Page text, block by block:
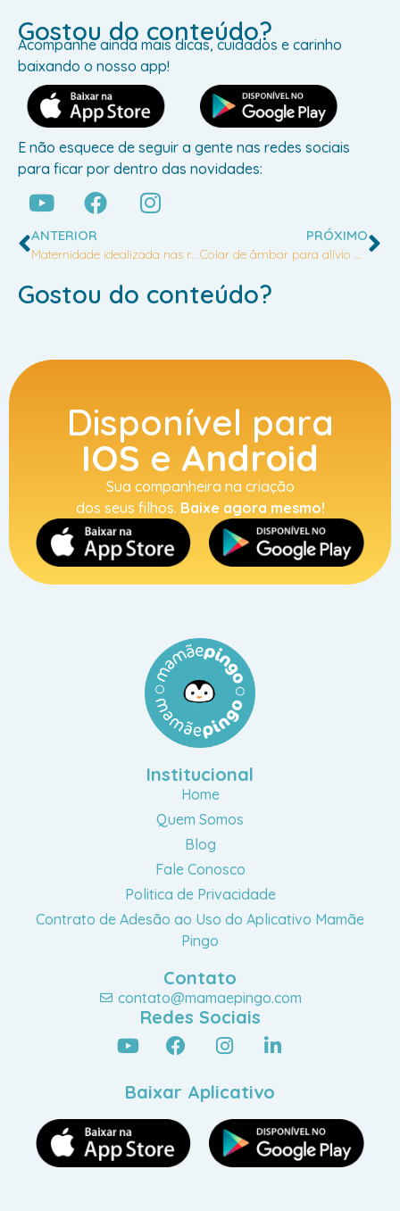
Gostou do conteúdo?
Acompanhe ainda mais dicas, cuidados e carinho
baixando o nosso app!
E não esquece de seguir a gente nas redes sociais
para ficar por dentro das novidades:
ANTERIOR
Maternidade idealizada nas redes sociais: A realidade além das fotos perfeitas
PRÓXIMO
Colar de âmbar para alívio dos sintomas do nascimento dos dentes: da ineficiência aos riscos
Gostou do conteúdo?
Disponível para
IOS e Android
Sua companheira na criação
dos seus filhos. Baixe agora mesmo!
Institucional
Home
Quem Somos
Blog
Fale Conosco
Politica de Privacidade
Contrato de Adesão ao Uso do Aplicativo Mamãe
Pingo
Contato
contato@mamaepingo.com
Redes Sociais
Baixar Aplicativo